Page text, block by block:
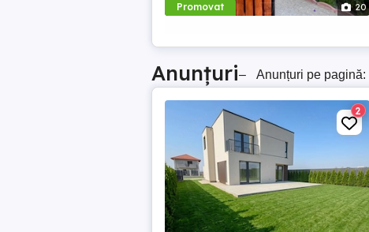
Promovat 20
Anunțuri– Anunțuri pe pagină:
2